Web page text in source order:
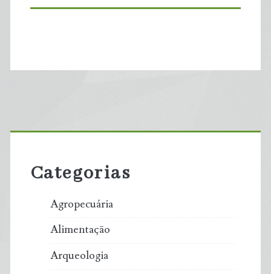
Primary
Sidebar
Categorias
Agropecuária
Alimentação
Arqueologia